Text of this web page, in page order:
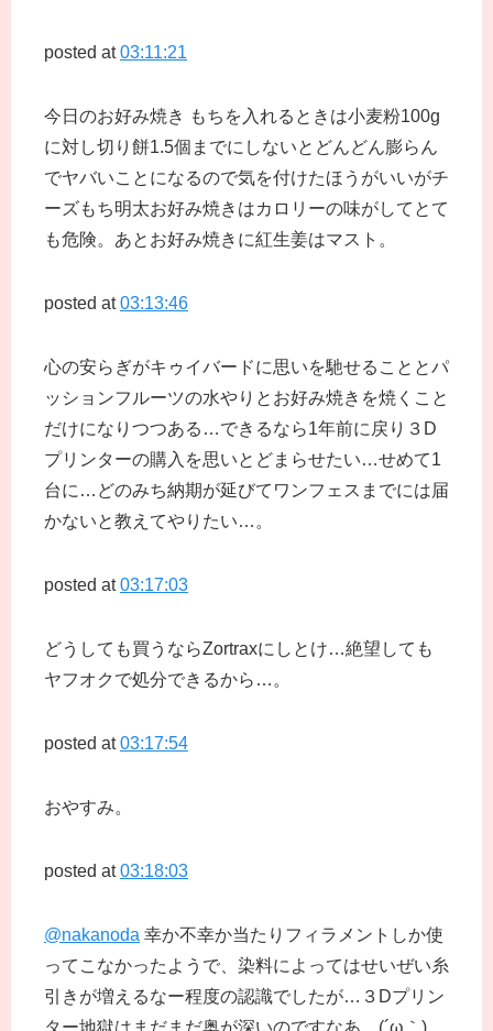
posted at03:11:21
今日のお好み焼き もちを入れるときは小麦粉100g
に対し切り餅1.5個までにしないとどんどん膨らん
でヤバいことになるので気を付けたほうがいいがチ
ーズもち明太お好み焼きはカロリーの味がしてとて
も危険。あとお好み焼きに紅生姜はマスト。
posted at03:13:46
心の安らぎがキゥイバードに思いを馳せることとパ
ッションフルーツの水やりとお好み焼きを焼くこと
だけになりつつある…できるなら1年前に戻り３D
プリンターの購入を思いとどまらせたい…せめて1
台に…どのみち納期が延びてワンフェスまでには届
かないと教えてやりたい…。
posted at03:17:03
どうしても買うならZortraxにしとけ…絶望しても
ヤフオクで処分できるから…。
posted at03:17:54
おやすみ。
posted at03:18:03
@nakanoda 幸か不幸か当たりフィラメントしか使
ってこなかったようで、染料によってはせいぜい糸
引きが増えるなー程度の認識でしたが…３Dプリン
ター地獄はまだまだ奥が深いのですなあ…(´ω｀)